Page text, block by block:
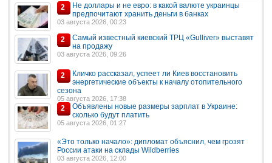
2
Не доллары и не евро: в какой валюте украинцы
предпочитают хранить деньги в банках
03 августа 2026, 00:23
2
Самый известный киевский ТРЦ «Gulliver» выставят
на продажу
03 августа 2026, 09:26
2
Кличко рассказал, успеет ли Киев восстановить
энергетические объекты к началу отопительного
сезона
05 августа 2026, 17:38
2
Объявлены новые размеры зарплат в Украине:
сколько будут платить
05 августа 2026, 01:27
«Это только начало»: дипломат объяснил, чем грозят
России атаки на склады Wildberries
03 августа 2026, 12:00